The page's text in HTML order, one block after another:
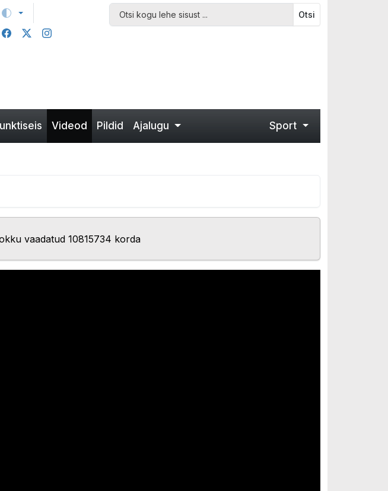
Otsi
Videod Pildid Ajalugu Sport
vaadatud 10815734 korda